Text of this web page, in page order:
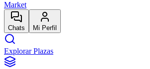
Market
Chats Mi Perfil
Explorar Plazas